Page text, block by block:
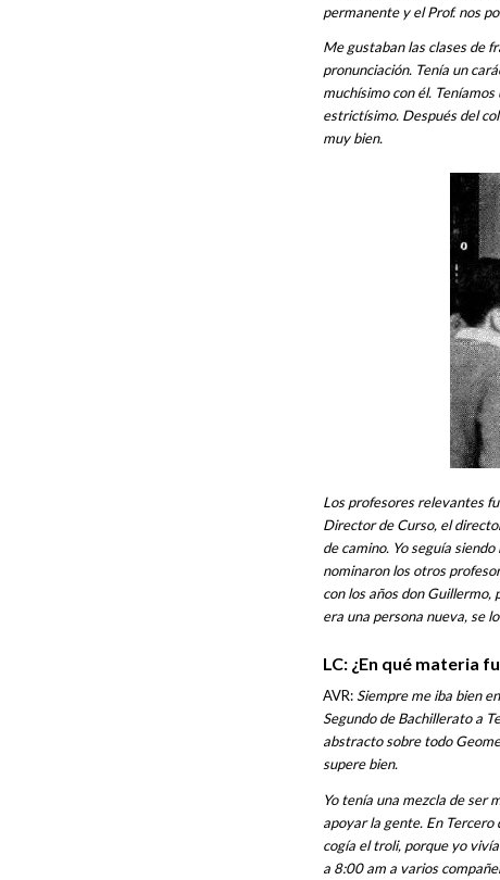
permanente y el Prof. nos
Me gustaban las clases de
pronunciación. Tenía un
muchísimo con él.
estrictísimo. Después del
muy bien.
Los profesores relevantes
Director de Curso, el
de camino. Yo seguía
nominaron los otros
con los años don
era una persona nueva, se
LC: ¿En qué materia
AVR:Siempre me iba bien
Segundo de Bachillerato a
abstracto sobre todo
supere bien.
Yo tenía una mezcla de ser
apoyar la gente. En
cogía el troli, porque yo
a 8:00 am a varios